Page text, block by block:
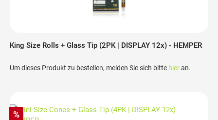
King Size Rolls + Glass Tip (2PK | DISPLAY 12x) - HEMPER
Um dieses Produkt zu bestellen, melden Sie sich bitte hieran.
%